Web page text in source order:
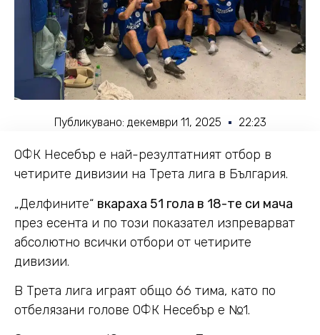
Публикувано: декември 11, 2025 22:23
ОФК Несебър е най-резултатният отбор в
четирите дивизии на Трета лига в България.
„Делфините“ вкараха 51 гола в 18-те си мача
през есента и по този показател изпреварват
абсолютно всички отбори от четирите
дивизии.
В Трета лига играят общо 66 тима, като по
отбелязани голове ОФК Несебър е №1.